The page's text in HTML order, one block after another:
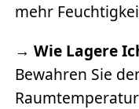
mehr
→Wie Lagere
Bewahren Sie